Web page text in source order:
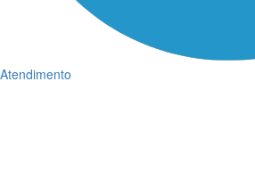
Atendimento